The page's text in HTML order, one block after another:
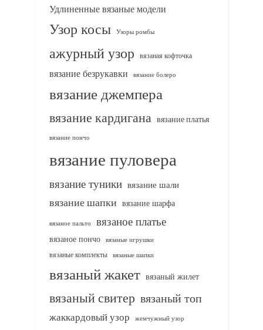
Удлиненные вязаные модели
Узор косы Узоры ромбы
ажурный узор вязаная кофточка
вязание безрукавки вязание болеро
вязание джемпера
вязание кардигана вязание платья
вязание пончо
вязание пуловера
вязание туники вязание шали
вязание шапки вязание шарфа
вязаное пальто вязаное платье
вязаное пончо вязаные игрушки
вязаные комплекты
вязаные шапки
вязаный жакет вязаный жилет
вязаный свитер вязаный топ
жаккардовый узор жемчужный узор